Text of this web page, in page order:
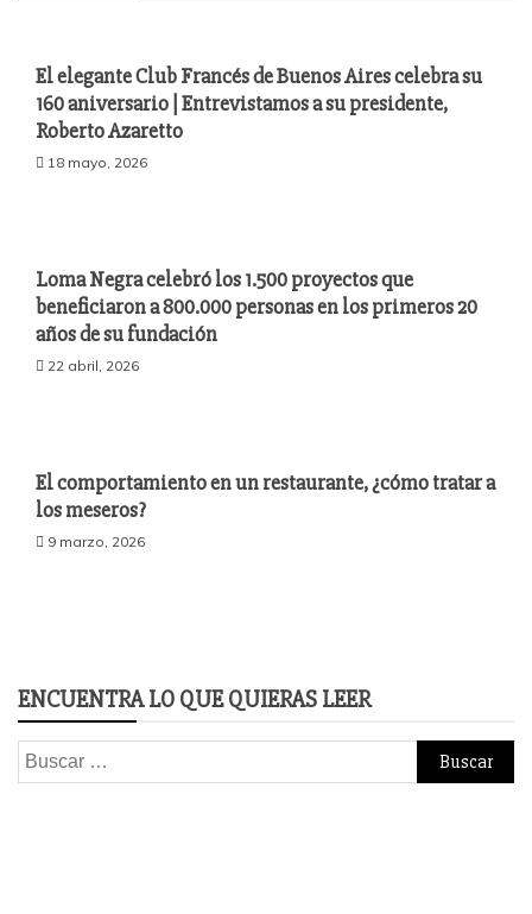
El elegante Club Francés de Buenos Aires celebra su
160 aniversario | Entrevistamos a su presidente,
Roberto Azaretto
18 mayo, 2026
Loma Negra celebró los 1.500 proyectos que
beneficiaron a 800.000 personas en los primeros 20
años de su fundación
22 abril, 2026
El comportamiento en un restaurante, ¿cómo tratar a
los meseros?
9 marzo, 2026
ENCUENTRA LO QUE QUIERAS LEER
Buscar: